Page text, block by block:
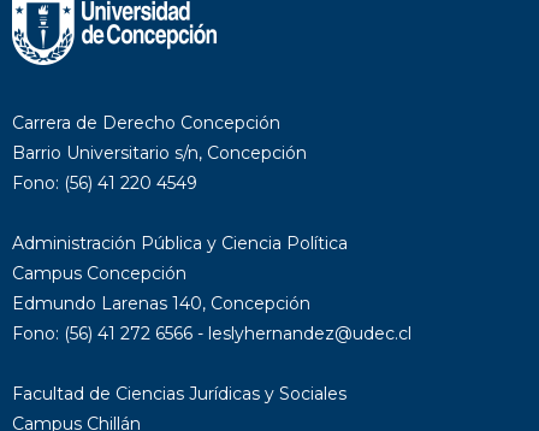
Carrera de Derecho Concepción
Barrio Universitario s/n, Concepción
Fono: (56) 41 220 4549
Administración Pública y Ciencia Política
Campus Concepción
Edmundo Larenas 140, Concepción
Fono: (56) 41 272 6566 - leslyhernandez@udec.cl
Facultad de Ciencias Jurídicas y Sociales
Campus Chillán